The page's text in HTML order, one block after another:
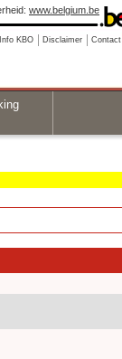
www.belgium.be
Info KBO Disclaimer Contact